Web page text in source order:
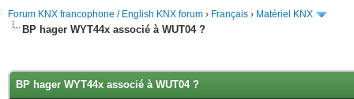
Forum KNX francophone / English KNX forum › Français › Matériel KNX
BP hager WYT44x associé à WUT04 ?
BP hager WYT44x associé à WUT04 ?